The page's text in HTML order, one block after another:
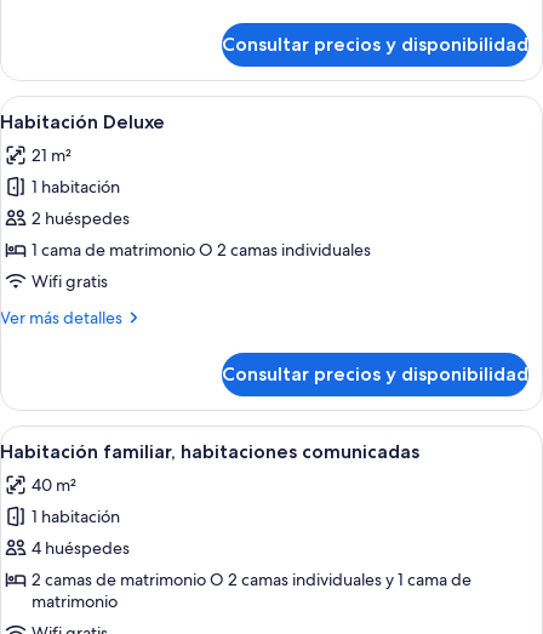
Consultar precios y disponibilidad
Abrir
todas
las
fotos
de
Habitación
Deluxe
Habitación de hotel con cama,
3
Habitación Deluxe
21 m²
1 habitación
2 huéspedes
1 cama de matrimonio O 2 camas individuales
Wifi gratis
Ver más detalles
Más
Deluxe
Consultar precios y disponibilidad
Abrir
todas
las
fotos
de
Habitación
familiar,
Pasillo de hotel con una puerta
2
Habitación familiar, habitaciones comunicadas
40 m²
1 habitación
4 huéspedes
2 camas de matrimonio O 2 camas individuales y 1 cama de
matrimonio